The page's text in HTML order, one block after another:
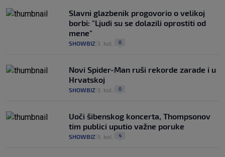
Slavni glazbenik progovorio o velikoj
borbi: "Ljudi su se dolazili oprostiti od
mene"
SHOWBIZ 3. kol. 0
Novi Spider-Man ruši rekorde zarade i u
Hrvatskoj
SHOWBIZ 3. kol. 0
Uoči šibenskog koncerta, Thompsonov
tim publici uputio važne poruke
SHOWBIZ 3. kol. 4